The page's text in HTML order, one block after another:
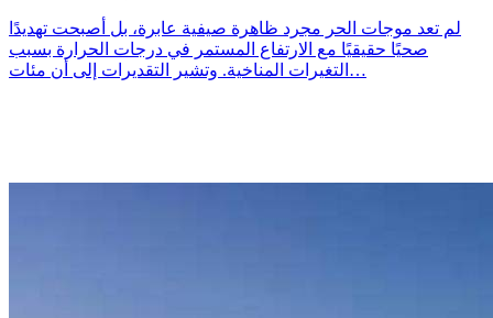
لم تعد موجات الحر مجرد ظاهرة صيفية عابرة، بل أصبحت تهديدًا
صحيًا حقيقيًا مع الارتفاع المستمر في درجات الحرارة بسبب
التغيرات المناخية. وتشير التقديرات إلى أن مئات…